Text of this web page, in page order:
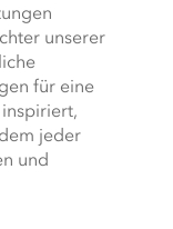
unserer
für eine
jeder
und